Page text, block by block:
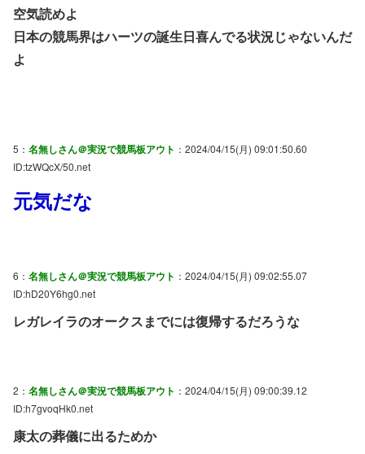
空気読めよ
日本の競馬界はハーツの誕生日喜んでる状況じゃないんだ
よ
5： 名無しさん＠実況で競馬板アウト ：2024/04/15(月) 09:01:50.60
ID:tzWQcX/50.net
元気だな
6： 名無しさん＠実況で競馬板アウト ：2024/04/15(月) 09:02:55.07
ID:hD20Y6hg0.net
レガレイラのオークスまでには復帰するだろうな
2： 名無しさん＠実況で競馬板アウト ：2024/04/15(月) 09:00:39.12
ID:h7gvoqHk0.net
康太の葬儀に出るためか